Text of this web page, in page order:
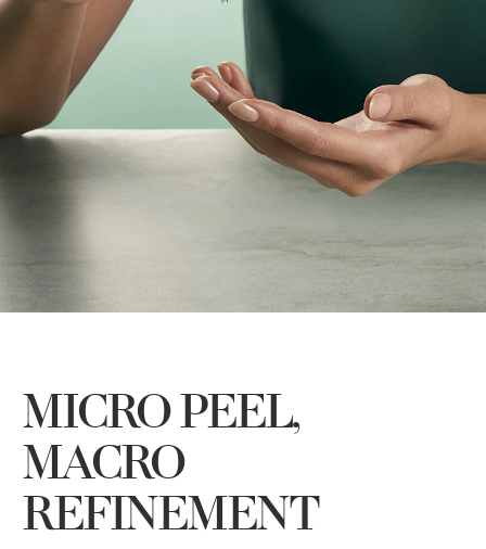
MICRO PEEL,
MACRO
REFINEMENT